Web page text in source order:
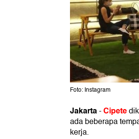
Foto: Instagram
Jakarta-Cipete
ada beberapa
kerja.